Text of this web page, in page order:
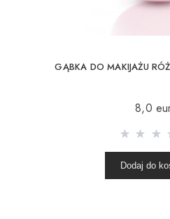
GĄBKA DO MAKIJAŻU
8,0
Dodaj do